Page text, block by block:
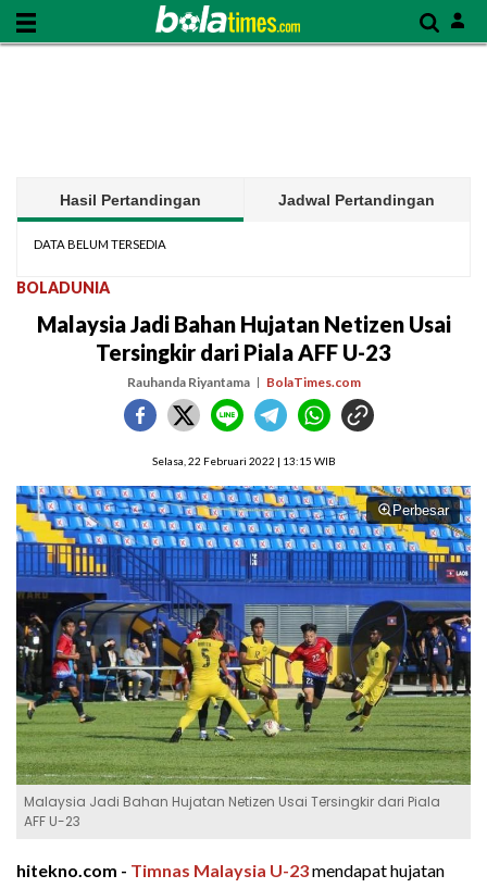
Hasil Pertandingan Jadwal Pertandingan
DATA BELUM TERSEDIA
BOLADUNIA
Malaysia Jadi Bahan Hujatan Netizen Usai
Tersingkir dari Piala AFF U-23
Rauhanda Riyantama BolaTimes.com
Selasa, 22 Februari 2022 | 13:15 WIB
Perbesar
Malaysia Jadi Bahan Hujatan Netizen Usai Tersingkir dari Piala
AFF U-23
hitekno.com - Timnas Malaysia U-23mendapat hujatan